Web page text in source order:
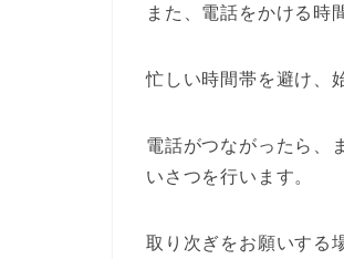
また、電話をかける時
忙しい時間帯を避け、
電話がつながったら、
いさつを行います。
取り次ぎをお願いする